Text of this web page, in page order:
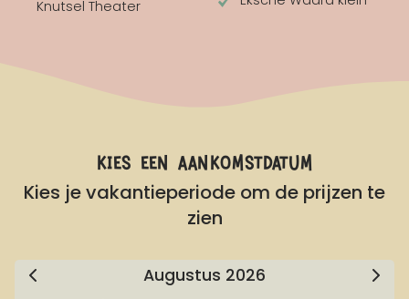
Knutsel Theater
kies een aankomstdatum
Kies je vakantieperiode om de prijzen te
zien
Augustus 2026